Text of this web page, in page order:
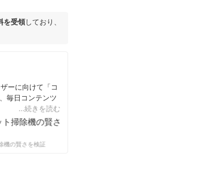
を受領しており、
ーに向けて「コ
毎日コンテンツ
…続きを読む
の賢さを検証